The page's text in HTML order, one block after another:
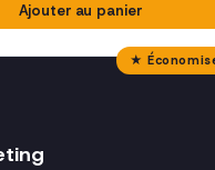
Ajouter au panier
★